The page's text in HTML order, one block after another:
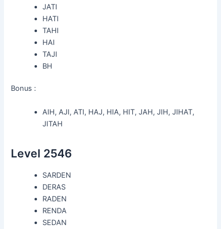
JATI
HATI
TAHI
HAI
TAJI
BH
Bonus :
AIH, AJI, ATI, HAJ, HIA, HIT, JAH, JIH, JIHAT,
JITAH
Level 2546
SARDEN
DERAS
RADEN
RENDA
SEDAN